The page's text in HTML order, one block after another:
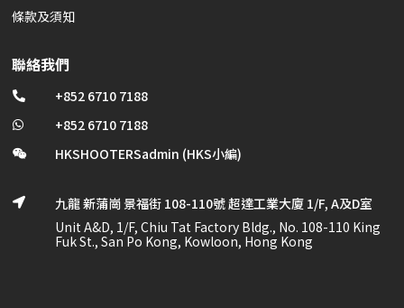
條款及須知
聯絡我們
 +852 6710 7188
 +852 6710 7188
 HKSHOOTERSadmin (HKS小編)

九龍 新蒲崗 景福街 108-110號 超達工業大廈 1/F, A及D室
Unit A&D, 1/F, Chiu Tat Factory Bldg., No. 108-110 King
Fuk St., San Po Kong, Kowloon, Hong Kong